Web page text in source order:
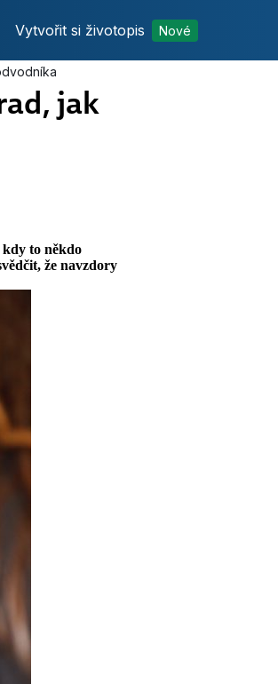
Vytvořit si životopis Nové
jak
kdy to někdo
že navzdory